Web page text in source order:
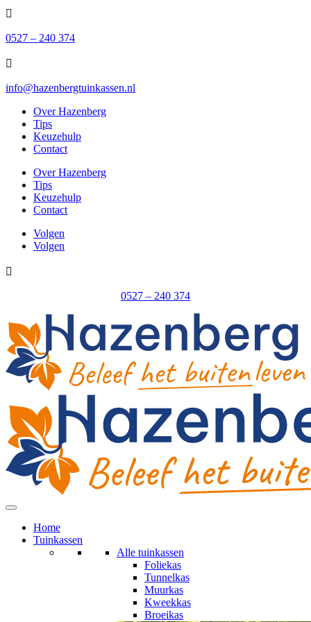

0527 – 240 374

info@hazenbergtuinkassen.nl
Over Hazenberg
Tips
Keuzehulp
Contact
Over Hazenberg
Tips
Keuzehulp
Contact
Volgen
Volgen

0527 – 240 374
Home
Tuinkassen
Alle tuinkassen
Foliekas
Tunnelkas
Muurkas
Kweekkas
Broeikas